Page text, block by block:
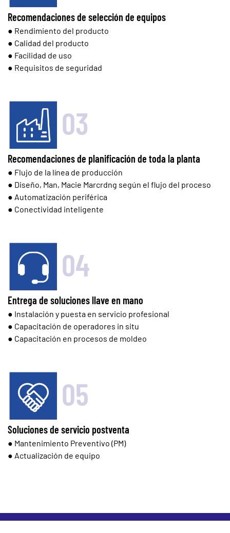
Recomendaciones de selección de equipos
● Rendimiento del producto
● Calidad del producto
● Facilidad de uso
● Requisitos de seguridad
03
Recomendaciones de planificación de toda la planta
● Flujo de la línea de producción
● Diseño, Man, Macie Marcrdng según el flujo del proceso
● Automatización periférica
● Conectividad inteligente
04
Entrega de soluciones llave en mano
● Instalación y puesta en servicio profesional
● Capacitación de operadores in situ
● Capacitación en procesos de moldeo
05
Soluciones de servicio postventa
● Mantenimiento Preventivo (PM)
● Actualización de equipo